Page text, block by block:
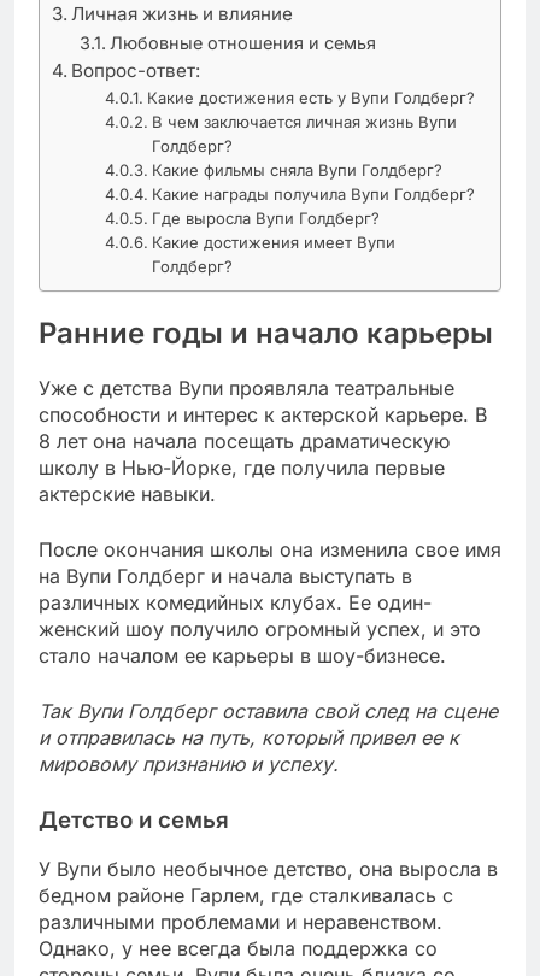
Личная жизнь и влияние
Любовные отношения и семья
Вопрос-ответ:
Какие достижения есть у Вупи Голдберг?
В чем заключается личная жизнь Вупи
Голдберг?
Какие фильмы сняла Вупи Голдберг?
Какие награды получила Вупи Голдберг?
Где выросла Вупи Голдберг?
Какие достижения имеет Вупи
Голдберг?
Ранние годы и начало карьеры
Уже с детства Вупи проявляла театральные
способности и интерес к актерской карьере. В
8 лет она начала посещать драматическую
школу в Нью-Йорке, где получила первые
актерские навыки.
После окончания школы она изменила свое имя
на Вупи Голдберг и начала выступать в
различных комедийных клубах. Ее один-
женский шоу получило огромный успех, и это
стало началом ее карьеры в шоу-бизнесе.
Так Вупи Голдберг оставила свой след на сцене
и отправилась на путь, который привел ее к
мировому признанию и успеху.
Детство и семья
У Вупи было необычное детство, она выросла в
бедном районе Гарлем, где сталкивалась с
различными проблемами и неравенством.
Однако, у нее всегда была поддержка со